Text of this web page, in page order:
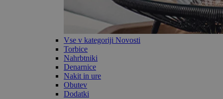
Vse v kategoriji Novosti
Torbice
Nahrbtniki
Denarnice
Nakit in ure
Obutev
Dodatki